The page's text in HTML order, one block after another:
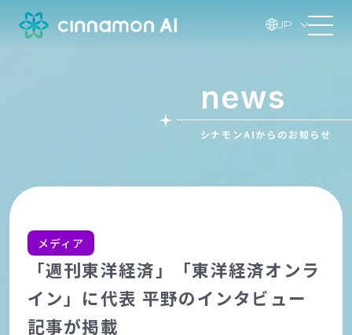
JP
news
シナモンAIからのお知らせ
メディア
「週刊東洋経済」「東洋経済オンラ
イン」に代表 平野のインタビュー
記事が掲載